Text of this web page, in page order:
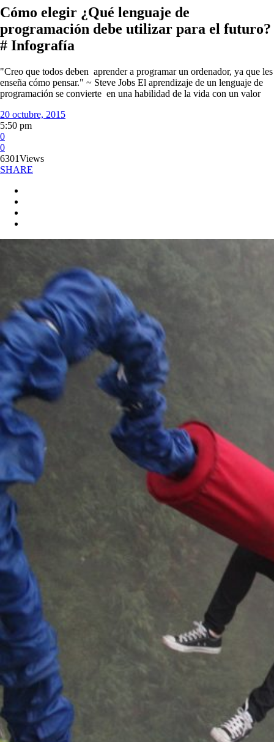
Cómo elegir ¿Qué lenguaje de
programación debe utilizar para el futuro?
# Infografía
"Creo que todos deben aprender a programar un ordenador, ya que les
enseña cómo pensar." ~ Steve Jobs El aprendizaje de un lenguaje de
programación se convierte en una habilidad de la vida con un valor
20 octubre, 2015
5:50 pm
0
0
6301Views
SHARE